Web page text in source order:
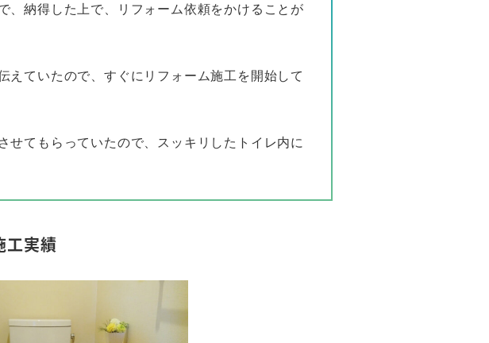
、納得した上で、リフォーム依頼をかけることが
えていたので、すぐにリフォーム施工を開始して
せてもらっていたので、スッキリしたトイレ内に
工実績